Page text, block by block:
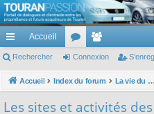
TouranPassion
Le forum des propriétaires ou futurs
cc
ès
Accueil
or
u
e
m
Rechercher Connexion
Accueil Index du forum La vie du site TP :)
Les sites et activités